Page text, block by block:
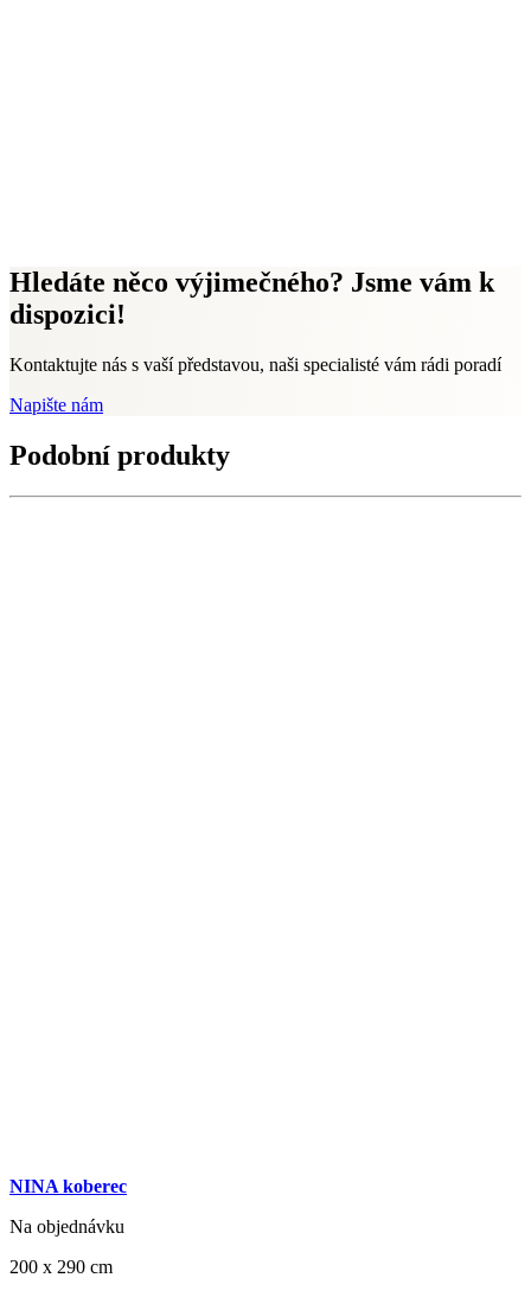
Hledáte něco výjimečného? Jsme vám k
dispozici!
Kontaktujte nás s vaší představou, naši specialisté vám rádi poradí
Napište nám
Podobní produkty
NINA koberec
Na objednávku
200 x 290 cm